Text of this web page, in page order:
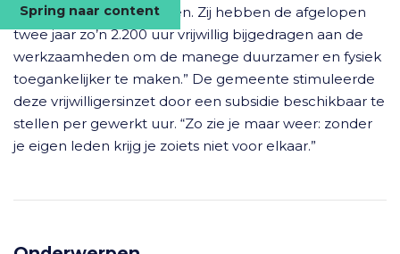
Spring naar content
krijgen zonder onze leden. Zij hebben de afgelopen
twee jaar zo’n 2.200 uur vrijwillig bijgedragen aan de
werkzaamheden om de manege duurzamer en fysiek
toegankelijker te maken.” De gemeente stimuleerde
deze vrijwilligersinzet door een subsidie beschikbaar te
stellen per gewerkt uur. “Zo zie je maar weer: zonder
je eigen leden krijg je zoiets niet voor elkaar.”